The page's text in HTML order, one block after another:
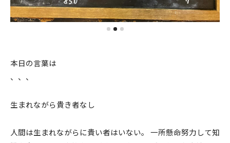
本日の言葉は
、、、
生まれながら貴き者なし
人間は生まれながらに貴い者はいない。 一所懸命努力して知